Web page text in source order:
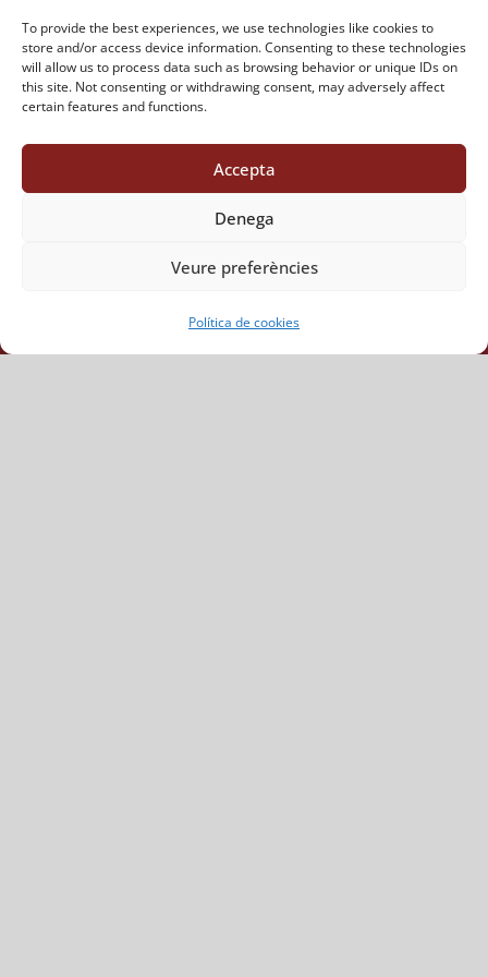
To provide the best experiences, we use technologies like cookies to
store and/or access device information. Consenting to these technologies
will allow us to process data such as browsing behavior or unique IDs on
this site. Not consenting or withdrawing consent, may adversely affect
certain features and functions.
Accepta
Denega
Veure preferències
Política de cookies
Cues de vedella